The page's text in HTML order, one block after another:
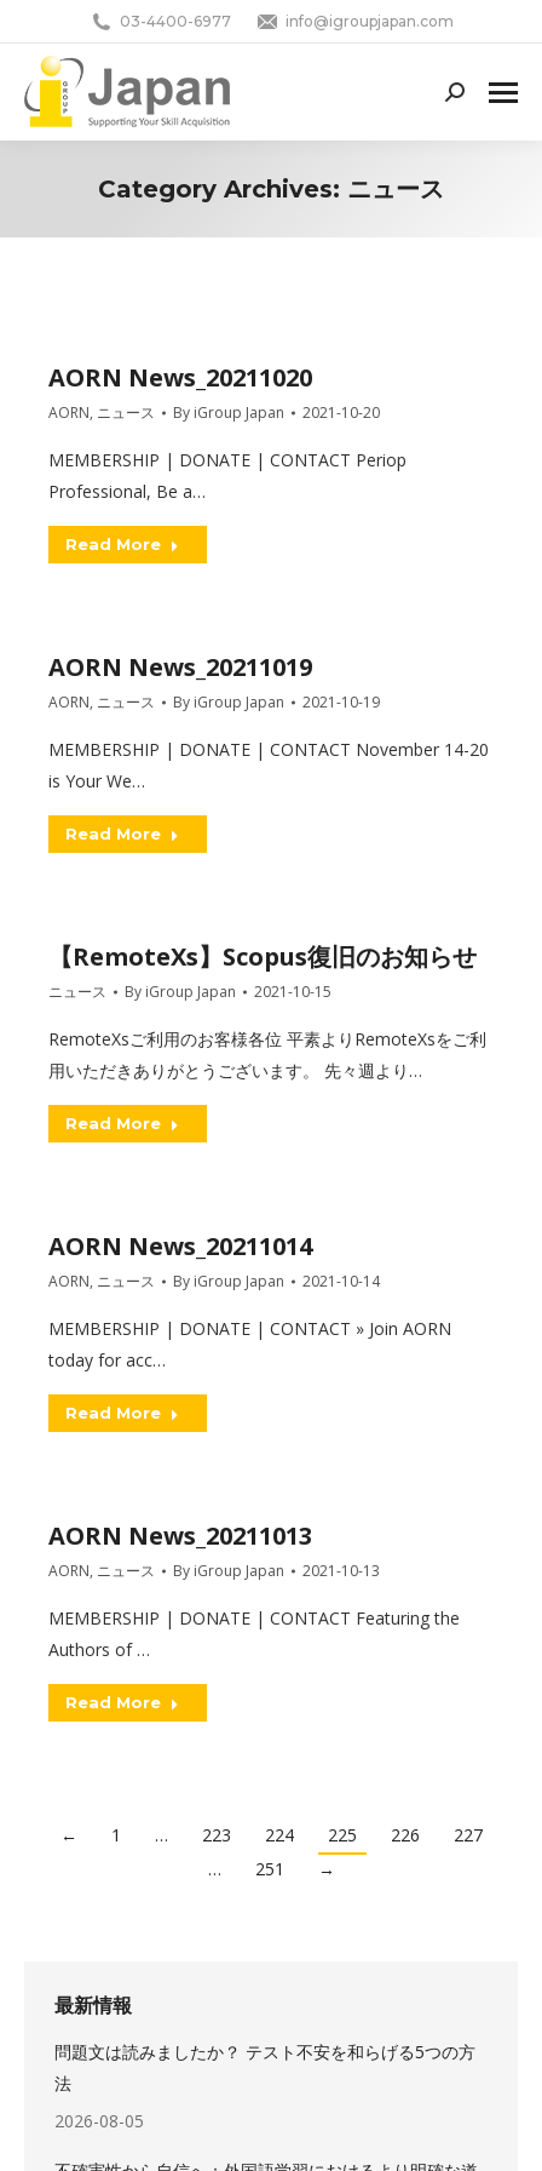
03-4400-6977 info@igroupjapan.com
Search:
Category Archives: ニュース
AORN News_20211020
AORN, ニュース By iGroup Japan 2021-10-20
MEMBERSHIP | DONATE | CONTACT Periop
Professional, Be a…
Read More
AORN News_20211019
AORN, ニュース By iGroup Japan 2021-10-19
MEMBERSHIP | DONATE | CONTACT November 14-20
is Your We…
Read More
【RemoteXs】Scopus復旧のお知らせ
ニュース By iGroup Japan 2021-10-15
RemoteXsご利用のお客様各位 平素よりRemoteXsをご利
用いただきありがとうございます。 先々週より…
Read More
AORN News_20211014
AORN, ニュース By iGroup Japan 2021-10-14
MEMBERSHIP | DONATE | CONTACT » Join AORN
today for acc…
Read More
AORN News_20211013
AORN, ニュース By iGroup Japan 2021-10-13
MEMBERSHIP | DONATE | CONTACT Featuring the
Authors of …
Read More
← 1 … 223 224 225 226
227
…
251 →
最新情報
問題文は読みましたか？ テスト不安を和らげる5つの方
法
2026-08-05